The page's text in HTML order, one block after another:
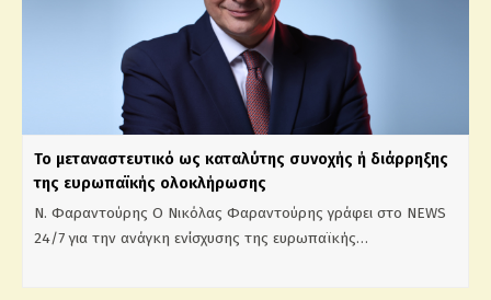
Το μεταναστευτικό ως καταλύτης συνοχής ή διάρρηξης
της ευρωπαϊκής ολοκλήρωσης
N. Φαραντούρης Ο Νικόλας Φαραντούρης γράφει στο NEWS
24/7 για την ανάγκη ενίσχυσης της ευρωπαϊκής…